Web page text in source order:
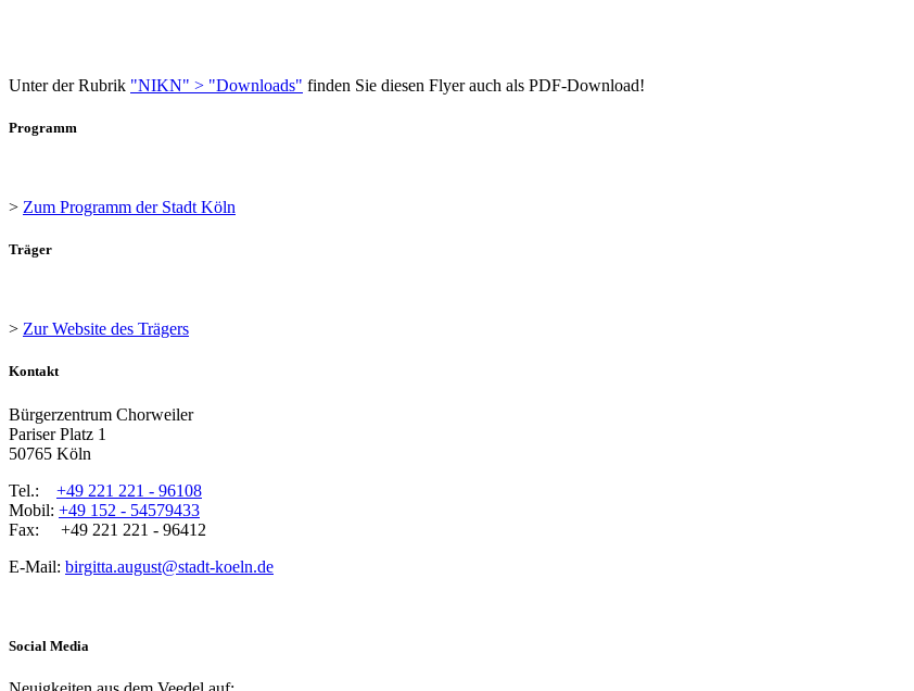
Unter der Rubrik "NIKN" > "Downloads" finden Sie diesen Flyer auch als PDF-Download!
Programm
> Zum Programm der Stadt Köln
Träger
> Zur Website des Trägers
Kontakt
Bürgerzentrum Chorweiler
Pariser Platz 1
50765 Köln
Tel.: +49 221 221 - 96108
Mobil: +49 152 - 54579433
Fax: +49 221 221 - 96412
E-Mail: birgitta.august@stadt-koeln.de
Social Media